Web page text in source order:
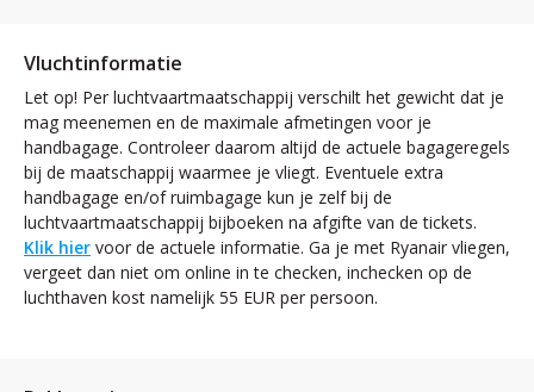
Vluchtinformatie
Let op! Per luchtvaartmaatschappij verschilt het gewicht dat je
mag meenemen en de maximale afmetingen voor je
handbagage. Controleer daarom altijd de actuele bagageregels
bij de maatschappij waarmee je vliegt. Eventuele extra
handbagage en/of ruimbagage kun je zelf bij de
luchtvaartmaatschappij bijboeken na afgifte van de tickets.
Klik hier voor de actuele informatie. Ga je met Ryanair vliegen,
vergeet dan niet om online in te checken, inchecken op de
luchthaven kost namelijk 55 EUR per persoon.